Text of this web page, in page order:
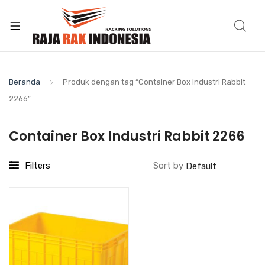
Beranda
Produk dengan tag “Container Box Industri Rabbit
2266”
Container Box Industri Rabbit 2266
Filters Sort by